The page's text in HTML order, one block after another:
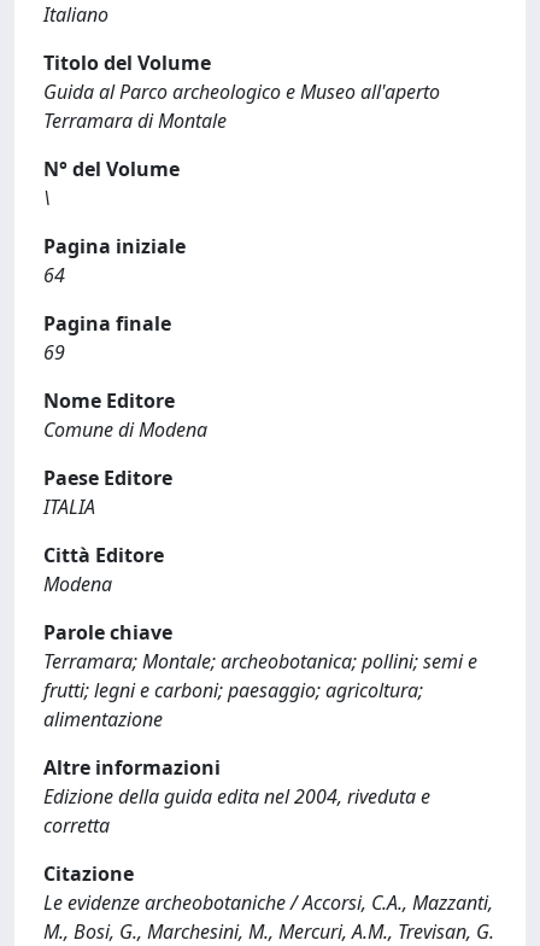
Italiano
Titolo del Volume
Guida al Parco archeologico e Museo all'aperto
Terramara di Montale
N° del Volume
\
Pagina iniziale
64
Pagina finale
69
Nome Editore
Comune di Modena
Paese Editore
ITALIA
Città Editore
Modena
Parole chiave
Terramara; Montale; archeobotanica; pollini; semi e
frutti; legni e carboni; paesaggio; agricoltura;
alimentazione
Altre informazioni
Edizione della guida edita nel 2004, riveduta e
corretta
Citazione
Le evidenze archeobotaniche / Accorsi, C.A., Mazzanti,
M., Bosi, G., Marchesini, M., Mercuri, A.M., Trevisan, G.